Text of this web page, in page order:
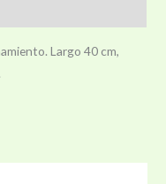
Largo 40 cm,